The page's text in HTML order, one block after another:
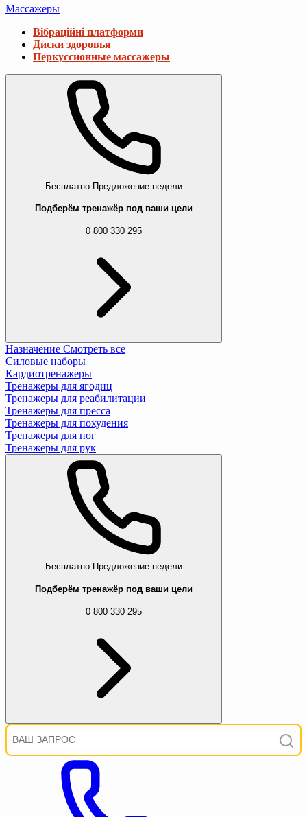
Массажеры
Вібраційні платформи
Диски здоровья
Перкуссионные массажеры
Бесплатно Предложение недели
Подберём тренажёр под ваши цели
0 800 330 295
Назначение Смотреть все
Силовые наборы
Кардиотренажеры
Тренажеры для ягодиц
Тренажеры для реабилитации
Тренажеры для пресса
Тренажеры для похудения
Тренажеры для ног
Тренажеры для рук
Бесплатно Предложение недели
Подберём тренажёр под ваши цели
0 800 330 295